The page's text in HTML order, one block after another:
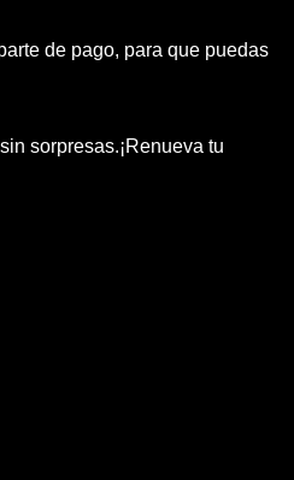
de pago, para que puedas
sorpresas.¡Renueva tu